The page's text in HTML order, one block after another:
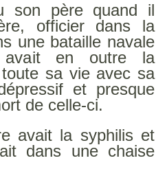
son père quand il
officier dans la
une bataille navale
avait en outre la
sa vie avec sa
et presque
de celle-ci.
avait la syphilis et
dans une chaise